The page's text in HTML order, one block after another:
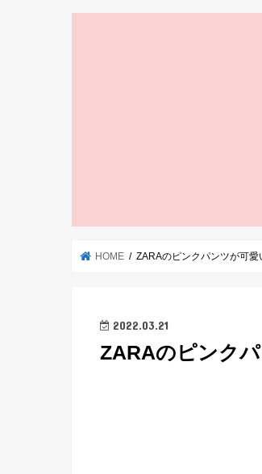
HOME ZARAのピンクパンツが可愛
2022.03.21
ZARAのピンク